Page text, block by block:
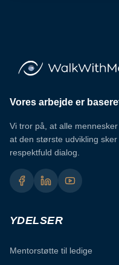
Vores arbejde er
Vi tror på, at alle
at den største udvikling
respektfuld dialog.
YDELSER
Mentorstøtte til ledige